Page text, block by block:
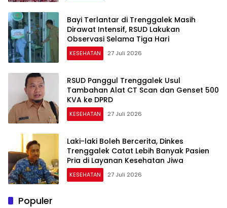
Bayi Terlantar di Trenggalek Masih
Dirawat Intensif, RSUD Lakukan
Observasi Selama Tiga Hari
KESEHATAN 27 Juli 2026
RSUD Panggul Trenggalek Usul
Tambahan Alat CT Scan dan Genset 500
KVA ke DPRD
KESEHATAN 27 Juli 2026
Laki-laki Boleh Bercerita, Dinkes
Trenggalek Catat Lebih Banyak Pasien
Pria di Layanan Kesehatan Jiwa
KESEHATAN 27 Juli 2026
Populer